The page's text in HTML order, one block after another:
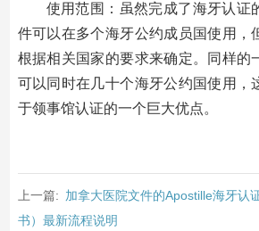
使用范围：虽然完成了海牙认证
件可以在多个海牙公约成员国使用，
根据相关国家的要求来确定。同样的
可以同时在几十个海牙公约国使用，
于领事馆认证的一个巨大优点。
上一篇: 加拿大医院文件的Apostille海牙认
书）最新流程说明